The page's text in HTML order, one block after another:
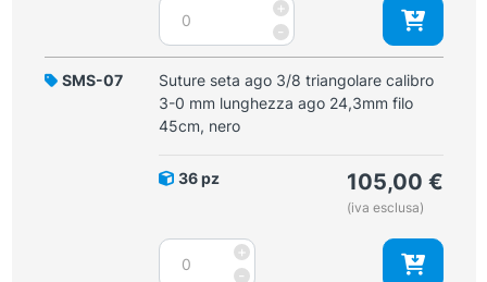
-
Suture
seta
ago
3/8
triangolare
calibro
lunghezza
mm
+
SMS-07
Suture seta ago 3/8 triangolare calibro
3-0 mm lunghezza ago 24,3mm filo
45cm, nero
36 pz 105,00 €
(iva esclusa)
-
Suture
seta
+